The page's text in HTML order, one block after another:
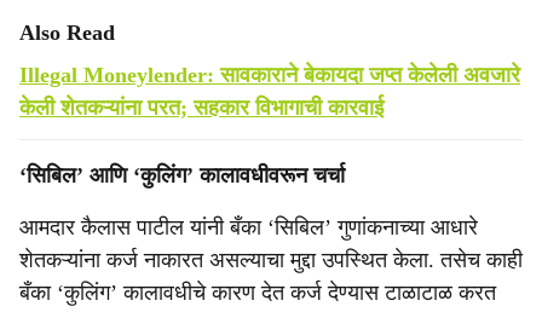
Also Read
Illegal Moneylender: सावकाराने बेकायदा जप्त केलेली अवजारे
केली शेतकऱ्यांना परत; सहकार विभागाची कारवाई
‘सिबिल’ आणि ‘कुलिंग’ कालावधीवरून चर्चा
आमदार कैलास पाटील यांनी बँका ‘सिबिल’ गुणांकनाच्या आधारे
शेतकऱ्यांना कर्ज नाकारत असल्याचा मुद्दा उपस्थित केला. तसेच काही
बँका ‘कुलिंग’ कालावधीचे कारण देत कर्ज देण्यास टाळाटाळ करत